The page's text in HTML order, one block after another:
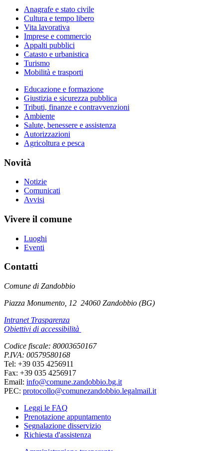
Anagrafe e stato civile
Cultura e tempo libero
Vita lavorativa
Imprese e commercio
Appalti pubblici
Catasto e urbanistica
Turismo
Mobilità e trasporti
Educazione e formazione
Giustizia e sicurezza pubblica
Tributi, finanze e contravvenzioni
Ambiente
Salute, benessere e assistenza
Autorizzazioni
Agricoltura e pesca
Novità
Notizie
Comunicati
Avvisi
Vivere il comune
Luoghi
Eventi
Contatti
Comune di Zandobbio
Piazza Monumento, 12 24060 Zandobbio (BG)
Intranet Trasparenza
Obiettivi di accessibilità
Codice fiscale: 80003650167
P.IVA: 00579580168
Tel: +39 035 4256911
Fax: +39 035 4256917
Email: info@comune.zandobbio.bg.it
PEC: protocollo@comunezandobbio.legalmail.it
Leggi le FAQ
Prenotazione appuntamento
Segnalazione disservizio
Richiesta d'assistenza